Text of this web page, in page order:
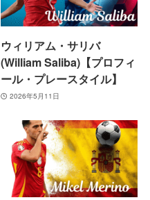
ウィリアム・サリバ
(William Saliba)【プロフィ
ール・プレースタイル】
2026年5月11日